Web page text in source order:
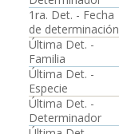
1ra. Det. - Fecha
de determinación
Última Det. -
Familia
Última Det. -
Especie
Última Det. -
Determinador